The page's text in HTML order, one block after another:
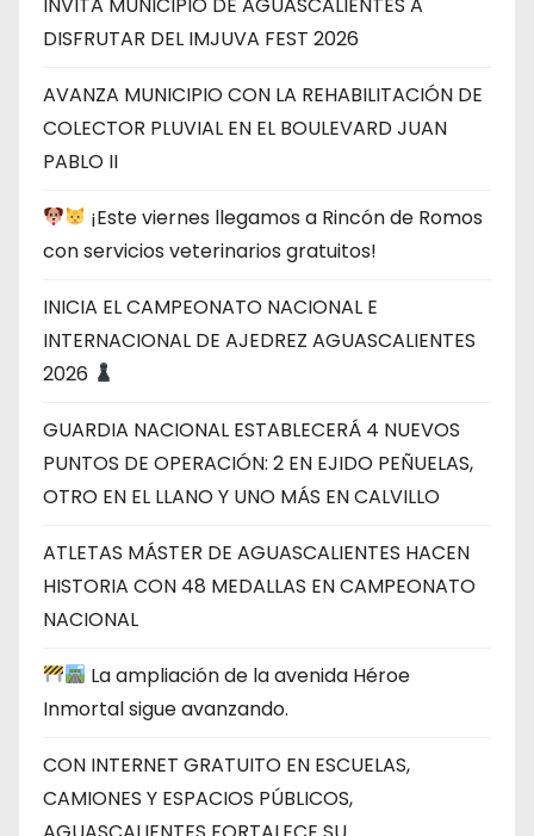
DISFRUTAR DEL IMJUVA FEST 2026
AVANZA MUNICIPIO CON LA REHABILITACIÓN DE
COLECTOR PLUVIAL EN EL BOULEVARD JUAN
PABLO II
¡Este viernes llegamos a Rincón de Romos
con servicios veterinarios gratuitos!
INICIA EL CAMPEONATO NACIONAL E
INTERNACIONAL DE AJEDREZ AGUASCALIENTES
2026
GUARDIA NACIONAL ESTABLECERÁ 4 NUEVOS
PUNTOS DE OPERACIÓN: 2 EN EJIDO PEÑUELAS,
OTRO EN EL LLANO Y UNO MÁS EN CALVILLO
ATLETAS MÁSTER DE AGUASCALIENTES HACEN
HISTORIA CON 48 MEDALLAS EN CAMPEONATO
NACIONAL
La ampliación de la avenida Héroe
Inmortal sigue avanzando.
CON INTERNET GRATUITO EN ESCUELAS,
CAMIONES Y ESPACIOS PÚBLICOS,